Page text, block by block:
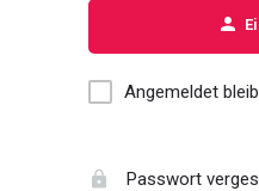
Angemeldet
Passwort